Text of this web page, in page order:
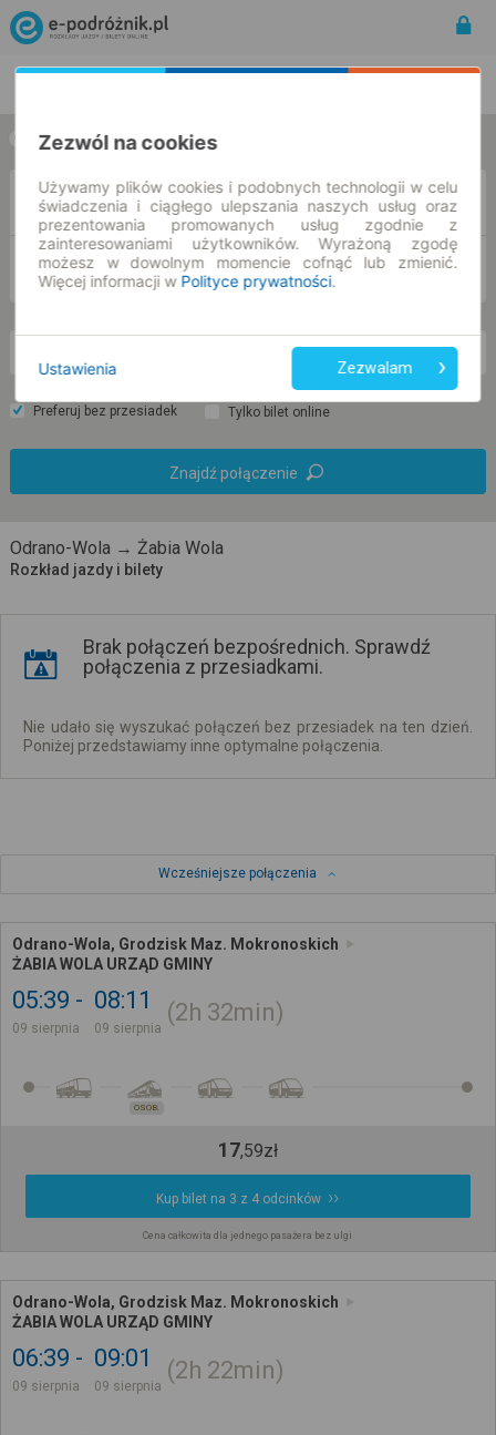
w jedną stronę w obie strony
DO
Preferuj bez przesiadek Tylko bilet online
Znajdź połączenie
Odrano-Wola → Żabia Wola
Rozkład jazdy i bilety
Brak połączeń bezpośrednich. Sprawdź
połączenia z przesiadkami.
Nie udało się wyszukać połączeń bez przesiadek na ten dzień.
Poniżej przedstawiamy inne optymalne połączenia.
Wcześniejsze połączenia
Odrano-Wola, Grodzisk Maz. Mokronoskich
ŻABIA WOLA URZĄD GMINY
05:39
09 sierpnia
08:11
09 sierpnia
2h 32min
OSOB.
17,59zł
Kup bilet na 3 z 4 odcinków
Cena całkowita dla jednego pasażera bez ulgi
Odrano-Wola, Grodzisk Maz. Mokronoskich
ŻABIA WOLA URZĄD GMINY
06:39
09 sierpnia
09:01
09 sierpnia
2h 22min
Zezwól na cookies
Używamy plików cookies i podobnych technologii w celu
świadczenia i ciągłego ulepszania naszych usług oraz
prezentowania promowanych usług zgodnie z
zainteresowaniami użytkowników. Wyrażoną zgodę
możesz w dowolnym momencie cofnąć lub zmienić.
Więcej informacji w Polityce prywatności.
Ustawienia Zezwalam